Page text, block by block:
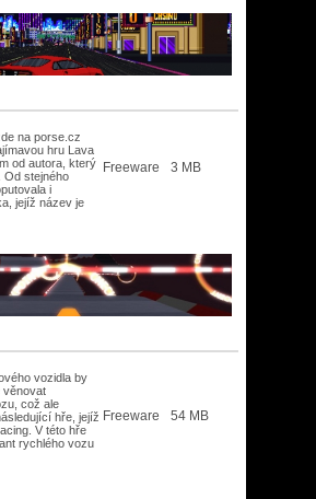
na porse.cz
hru Lava
od autora, který
Od stejného
i
jejíž název je
Freeware 3 MB
vozidla by
věnovat
což ale
hře, jejíž
V této hře
rychlého vozu
Freeware 54 MB